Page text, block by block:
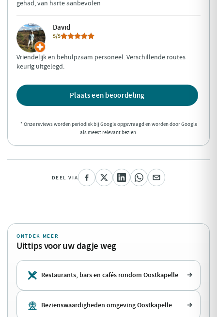
gehad, van harte aanbevolen
David
5/5
Vriendelijk en behulpzaam personeel. Verschillende routes
keurig uitgelegd.
Plaats een beoordeling
* Onze reviews worden periodiek bij Google opgevraagd en worden door Google
als meest relevant bezien.
DEEL VIA
ONTDEK MEER
Uittips voor uw dagje weg
Restaurants, bars en cafés rondom Oostkapelle
Bezienswaardigheden omgeving Oostkapelle